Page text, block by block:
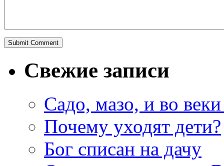
Свежие записи
Садо, мазо, и во веки
Почему уходят дети?
Бог списан на дачу